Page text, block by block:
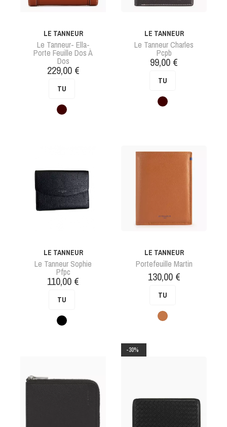
LE TANNEUR
Le Tanneur- Ella-
Porte Feuille Dos À
Dos
Prix
229,00 €
TU
Marron
LE TANNEUR
Le Tanneur Charles
Pcpb
Prix
99,00 €
TU
Marron
LE TANNEUR
Le Tanneur Sophie
Pfpc
Prix
110,00 €
TU
Noir
LE TANNEUR
Portefeuille Martin
Prix
130,00 €
TU
Tan
-30%